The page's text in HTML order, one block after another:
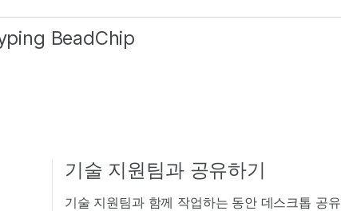
BeadChip
기술 지원팀과 공유하기
기술 지원팀과 함께 작업하는 동안 데스크톱 공유